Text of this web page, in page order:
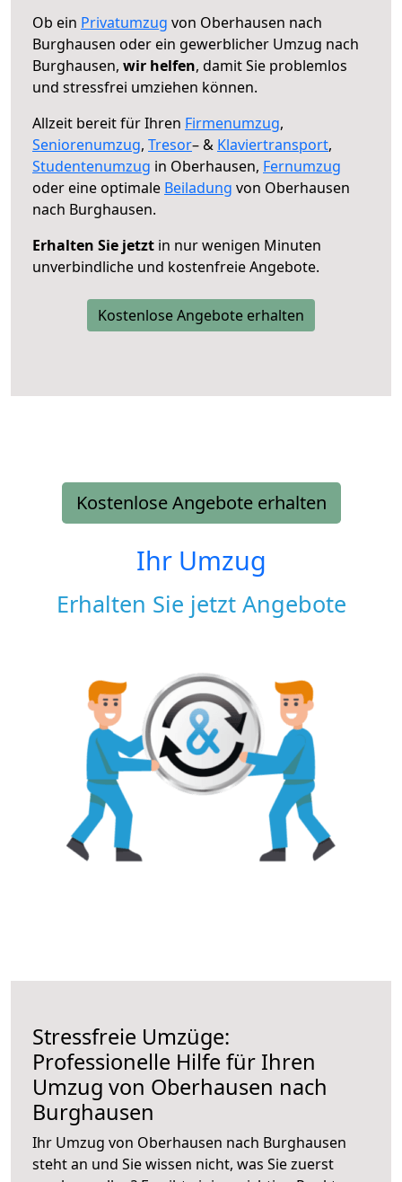
Ob ein Privatumzug von Oberhausen nach
Burghausen oder ein gewerblicher Umzug nach
Burghausen, wir helfen, damit Sie problemlos
und stressfrei umziehen können.
Allzeit bereit für Ihren Firmenumzug,
Seniorenumzug, Tresor– & Klaviertransport,
Studentenumzug in Oberhausen, Fernumzug
oder eine optimale Beiladung von Oberhausen
nach Burghausen.
Erhalten Sie jetzt in nur wenigen Minuten
unverbindliche und kostenfreie Angebote.
Kostenlose Angebote erhalten
Kostenlose Angebote erhalten
Ihr Umzug
Erhalten Sie jetzt Angebote
Stressfreie Umzüge:
Professionelle Hilfe für Ihren
Umzug von Oberhausen nach
Burghausen
Ihr Umzug von Oberhausen nach Burghausen
steht an und Sie wissen nicht, was Sie zuerst